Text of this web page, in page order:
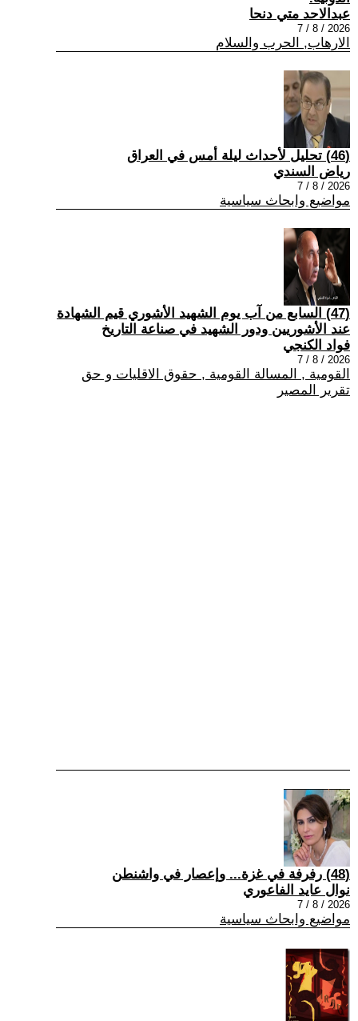
عبدالاحد متي دنحا
2026 / 8 / 7
الارهاب, الحرب والسلام
(46) تحليل لأحداث ليلة أمس في العراق
رياض السندي
2026 / 8 / 7
مواضيع وابحاث سياسية
(47) السابع من آب يوم الشهيد الأشوري قيم الشهادة
عند الأشوريين ودور الشهيد في صناعة التاريخ
فواد الكنجي
2026 / 8 / 7
القومية , المسالة القومية , حقوق الاقليات و حق
تقرير المصير
(48) رفرفة في غزة... وإعصار في واشنطن
نوال عايد الفاعوري
2026 / 8 / 7
مواضيع وابحاث سياسية